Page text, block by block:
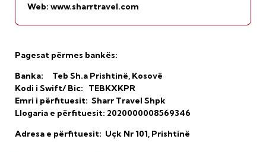
Web: www.sharrtravel.com
24000, Prizren
Tel: + 383 (0) 29 224 016
Tel : + 383 (0) 45 856 228
Web: www.sharrtravel.com
Pagesat përmes bankës:
Banka: Teb Sh.a Prishtinë, Kosovë
Kodi i Swift/ Bic: TEBKXKPR
Emri i përfituesit: Sharr Travel Shpk
Llogaria e përfituesit: 2020000008569346
Adresa e përfituesit: Uçk Nr 101, Prishtinë